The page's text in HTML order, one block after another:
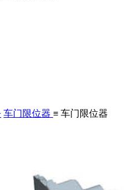
车门限位器 ≡ 车门限位器